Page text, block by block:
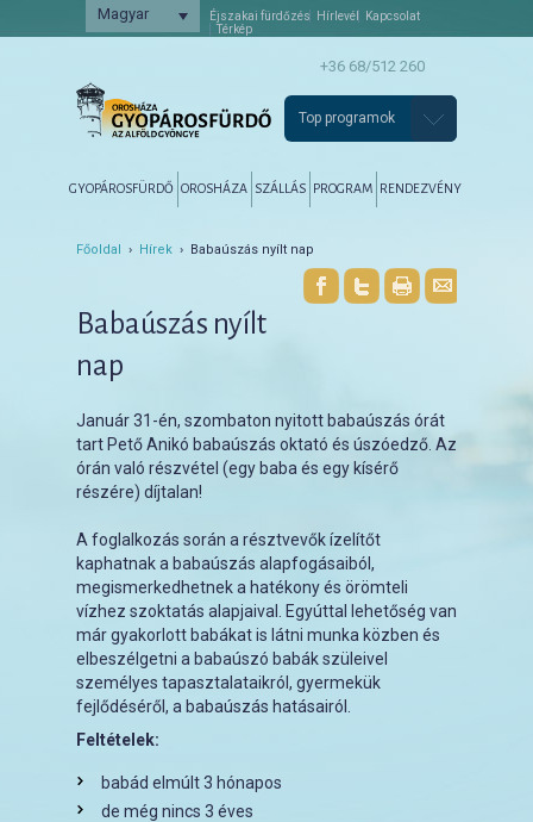
Magyar Éjszakai fürdőzés Hírlevél
Kapcsolat
Térkép
+36 68/512 260
Top programok
Tovább az elsődleges tartalomra
Tovább a másodlagos tartalomra
GYOPÁROSFÜRDŐ OROSHÁZA SZÁLLÁS PROGRAM RENDEZVÉNY
Főoldal › Hírek › Babaúszás nyílt nap
Babaúszás nyílt
nap
Január 31-én, szombaton nyitott babaúszás órát
tart Pető Anikó babaúszás oktató és úszóedző. Az
órán való részvétel (egy baba és egy kísérő
részére) díjtalan!
A foglalkozás során a résztvevők ízelítőt
kaphatnak a babaúszás alapfogásaiból,
megismerkedhetnek a hatékony és örömteli
vízhez szoktatás alapjaival. Egyúttal lehetőség van
már gyakorlott babákat is látni munka közben és
elbeszélgetni a babaúszó babák szüleivel
személyes tapasztalataikról, gyermekük
fejlődéséről, a babaúszás hatásairól.
Feltételek:
babád elmúlt 3 hónapos
de még nincs 3 éves